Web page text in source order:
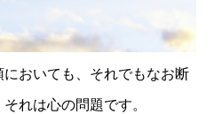
においても、それでもなお断
れは心の問題です。